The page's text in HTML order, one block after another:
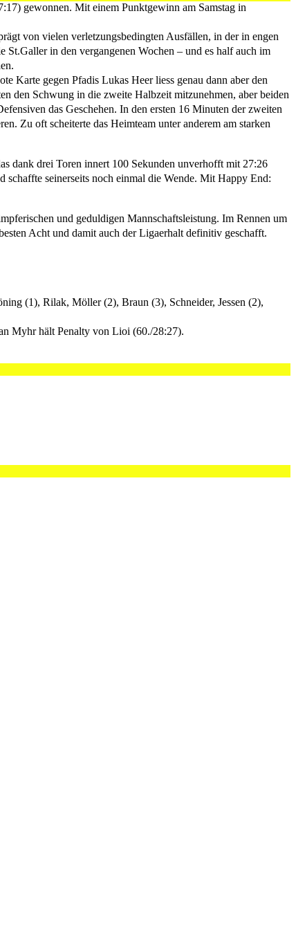
gewonnen. Mit einem Punktgewinn am Samstag in
von vielen verletzungsbedingten Ausfällen, in der in engen
in den vergangenen Wochen – und es half auch im
Karte gegen Pfadis Lukas Heer liess genau dann aber den
den Schwung in die zweite Halbzeit mitzunehmen, aber beiden
das Geschehen. In den ersten 16 Minuten der zweiten
Zu oft scheiterte das Heimteam unter anderem am starken
dank drei Toren innert 100 Sekunden unverhofft mit 27:26
schaffte seinerseits noch einmal die Wende. Mit Happy End:
und geduldigen Mannschaftsleistung. Im Rennen um
Acht und damit auch der Ligaerhalt definitiv geschafft.
(1), Rilak, Möller (2), Braun (3), Schneider, Jessen (2),
Myhr hält Penalty von Lioi (60./28:27).